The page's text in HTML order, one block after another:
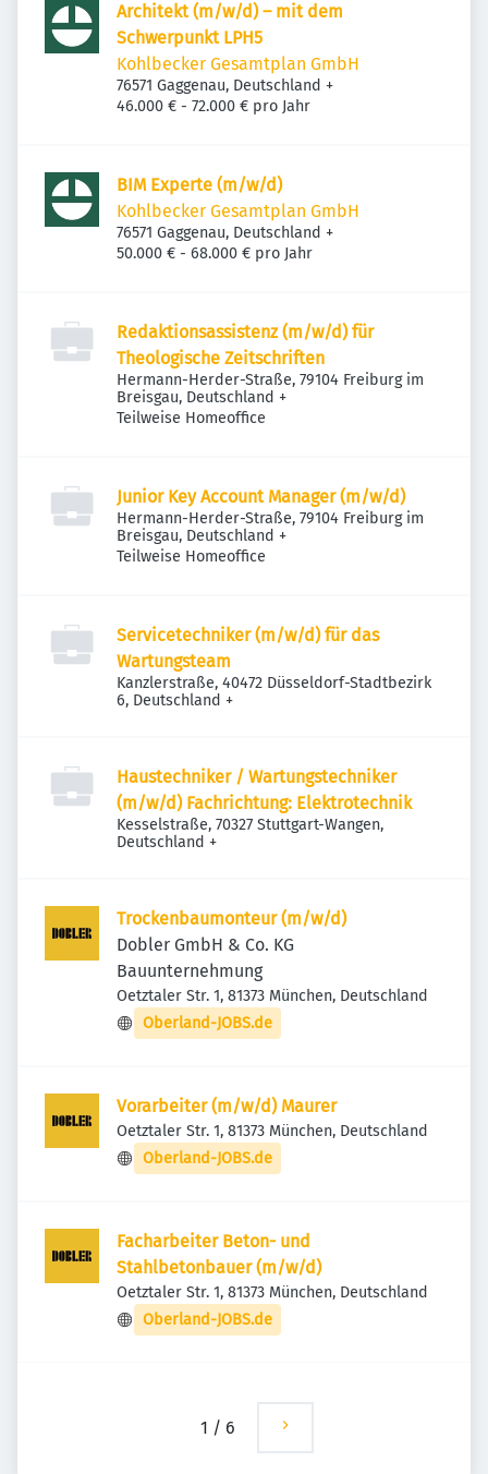
Architekt (m/w/d) – mit dem
Schwerpunkt LPH5
Kohlbecker Gesamtplan GmbH
76571 Gaggenau, Deutschland +
46.000 € - 72.000 € pro Jahr
BIM Experte (m/w/d)
Kohlbecker Gesamtplan GmbH
76571 Gaggenau, Deutschland +
50.000 € - 68.000 € pro Jahr
Redaktionsassistenz (m/w/d) für
Theologische Zeitschriften
Hermann-Herder-Straße, 79104 Freiburg im
Breisgau, Deutschland +
Teilweise Homeoffice
Junior Key Account Manager (m/w/d)
Hermann-Herder-Straße, 79104 Freiburg im
Breisgau, Deutschland +
Teilweise Homeoffice
Servicetechniker (m/w/d) für das
Wartungsteam
Kanzlerstraße, 40472 Düsseldorf-Stadtbezirk
6, Deutschland +
Haustechniker / Wartungstechniker
(m/w/d) Fachrichtung: Elektrotechnik
Kesselstraße, 70327 Stuttgart-Wangen,
Deutschland +
Trockenbaumonteur (m/w/d)
Dobler GmbH & Co. KG
Bauunternehmung
Oetztaler Str. 1, 81373 München, Deutschland
Oberland-JOBS.de
Vorarbeiter (m/w/d) Maurer
Oetztaler Str. 1, 81373 München, Deutschland
Oberland-JOBS.de
Facharbeiter Beton- und
Stahlbetonbauer (m/w/d)
Oetztaler Str. 1, 81373 München, Deutschland
Oberland-JOBS.de
1 / 6